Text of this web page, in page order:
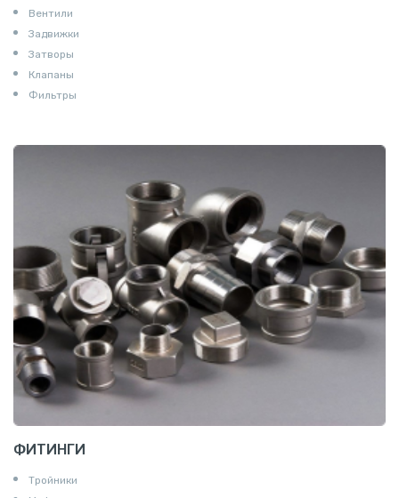
Вентили
Задвижки
Затворы
Клапаны
Фильтры
ФИТИНГИ
Тройники